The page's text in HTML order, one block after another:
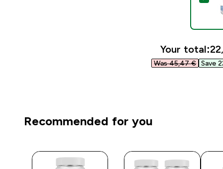
Your total:
Was 45,47 €‎ Save
Recommended for you